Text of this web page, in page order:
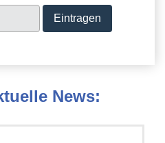
News: